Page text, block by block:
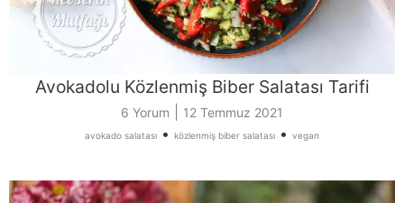
Avokadolu Közlenmiş Biber Salatası Tarifi
6 Yorum 12 Temmuz 2021
avokado salatası • közlenmiş biber salatası • vegan